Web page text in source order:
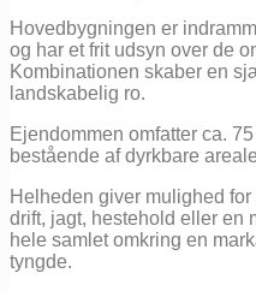
Hovedbygningen er
og har et frit udsyn over de
Kombinationen skaber en
landskabelig ro.
Ejendommen omfatter ca.
bestående af dyrkbare
Helheden giver mulighed
drift, jagt, hestehold eller en
hele samlet omkring en
tyngde.